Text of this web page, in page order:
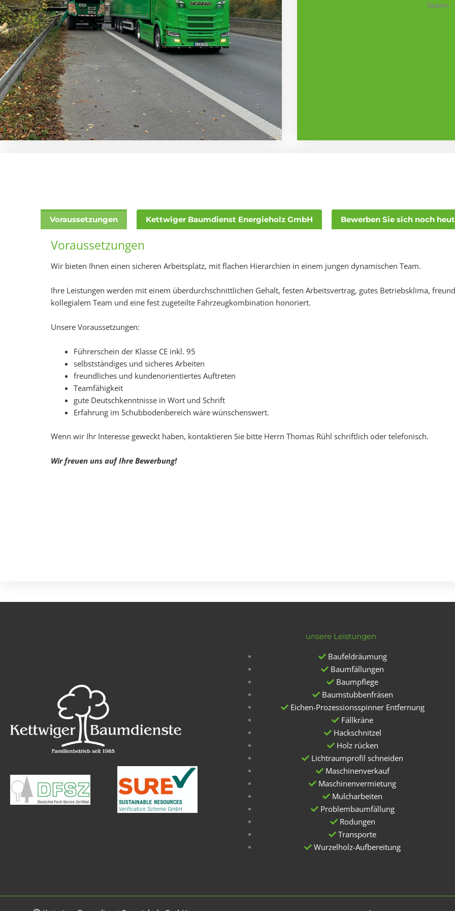
Team.
Voraussetzungen Kettwiger Baumdienst Energieholz GmbH Bewerben Sie sich noch
Voraussetzungen
Wir bieten Ihnen einen sicheren Arbeitsplatz, mit flachen Hierarchien in einem jungen dynamischen Team.
Ihre Leistungen werden mit einem überdurchschnittlichen Gehalt, festen Arbeitsvertrag, gutes Betriebsklima,
kollegialem Team und eine fest zugeteilte Fahrzeugkombination honoriert.
Unsere Voraussetzungen:
Führerschein der Klasse CE inkl. 95
selbstständiges und sicheres Arbeiten
freundliches und kundenorientiertes Auftreten
Teamfähigkeit
gute Deutschkenntnisse in Wort und Schrift
Erfahrung im Schubbodenbereich wäre wünschenswert.
Wenn wir Ihr Interesse geweckt haben, kontaktieren Sie bitte Herrn Thomas Rühl schriftlich oder telefonisch.
Wir freuen uns auf Ihre Bewerbung!
unsere Leistungen
Baufeldräumung
Baumfällungen
Baumpflege
Baumstubbenfräsen
Eichen-Prozessionsspinner Entfernung
Fällkräne
Hackschnitzel
Holz rücken
Lichtraumprofil schneiden
Maschinenverkauf
Maschinenvermietung
Mulcharbeiten
Problembaumfällung
Rodungen
Transporte
Wurzelholz-Aufbereitung